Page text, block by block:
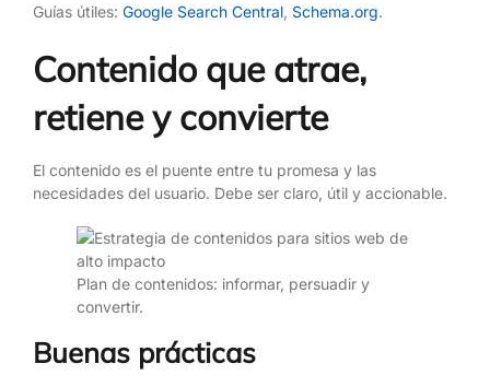
Guías útiles: Google Search Central Schema.org.
Contenido que atrae,
retiene y convierte
El contenido es el puente entre tu promesa y las
necesidades del usuario. Debe ser claro, útil y accionable.
Plan de contenidos: informar, persuadir y
convertir.
Buenas prácticas